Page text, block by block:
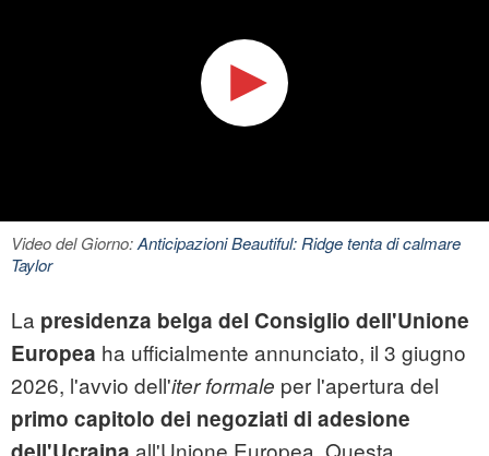
Video del Giorno:Anticipazioni Beautiful: Ridge tenta di calmare
Taylor
La presidenza belga del Consiglio dell'Unione
Europea ha ufficialmente annunciato, il 3 giugno
2026, l'avvio dell'iter formale per l'apertura del
primo capitolo dei negoziati di adesione